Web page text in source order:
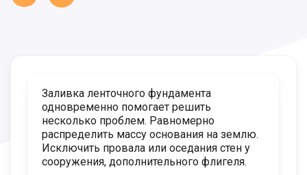
Заливка ленточного фундамента
одновременно помогает решить
несколько проблем. Равномерно
распределить массу основания на землю.
Исключить провала или оседания стен у
сооружения, дополнительного флигеля.